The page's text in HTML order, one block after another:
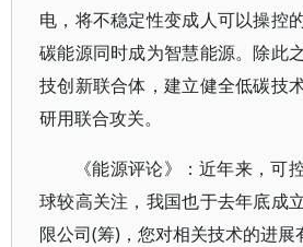
电，将不稳定性变成人可以操控
碳能源同时成为智慧能源。除此
技创新联合体，建立健全低碳技
研用联合攻关。
《能源评论》：近年来，可
球较高关注，我国也于去年底成
限公司(筹)，您对相关技术的进展